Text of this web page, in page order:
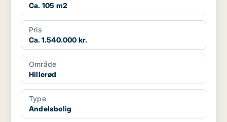
Ca. 105 m2
Pris
Ca. 1.540.000 kr.
Område
Hillerød
Type
Andelsbolig